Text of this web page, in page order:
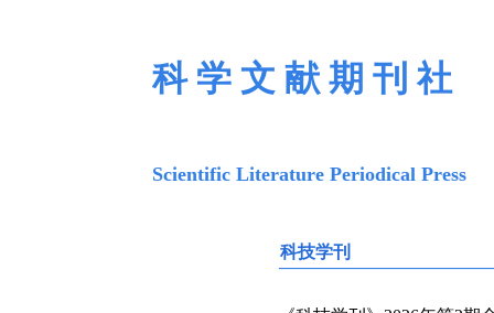
科 学 文 献 期 刊 社
Scientific Literature Periodical Press
科技学刊